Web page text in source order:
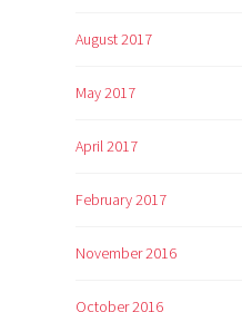
August 2017
May 2017
April 2017
February 2017
November 2016
October 2016